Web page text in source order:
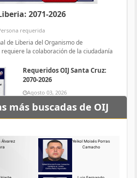
2071-2026
requerida
de Liberia del Organismo de
la colaboración de la ciudadanía
Requeridos OIJ Santa Cruz:
2070-2026
Agosto 03, 2026
Persona requerida
La Delegación Regional de Santa
Requerido OIJ Puntarenas:
2069-2026
Agosto 03, 2026
más buscadas de OIJ